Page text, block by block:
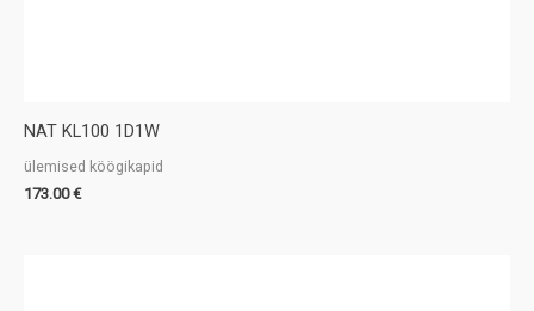
NAT KL100 1D1W
ülemised köögikapid
173.00€